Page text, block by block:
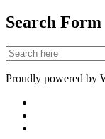
Search Form
Proudly powered by